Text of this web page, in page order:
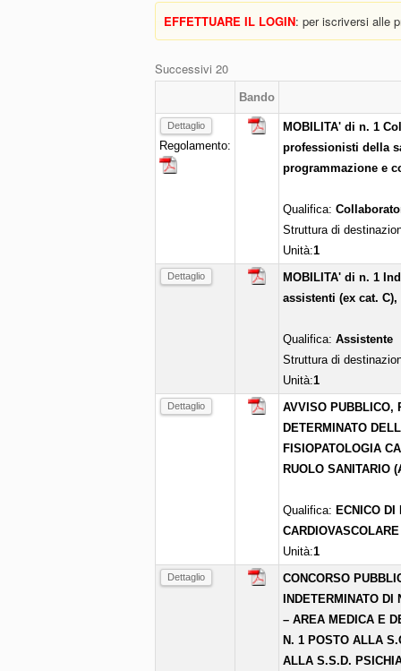
EFFETTUARE IL LOGIN: per iscriversi alle
Successivi 20
Bando
Dettaglio
Regolamento:
MOBILITA' di n. 1
professionisti della
programmazione e
Qualifica:
Struttura di
Unità:1
Dettaglio
MOBILITA' di n. 1
assistenti (ex cat.
Qualifica: Assistente
Struttura di
Unità:1
Dettaglio
AVVISO PUBBLICO,
DETERMINATO
FISIOPATOLOGIA
RUOLO SANITARIO
Qualifica: ECNICO DI
CARDIOVASCOLARE
Unità:1
Dettaglio
CONCORSO
INDETERMINATO
– AREA MEDICA E
N. 1 POSTO ALLA
ALLA S.S.D.